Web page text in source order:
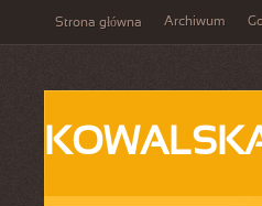
Strona główna Archiwum